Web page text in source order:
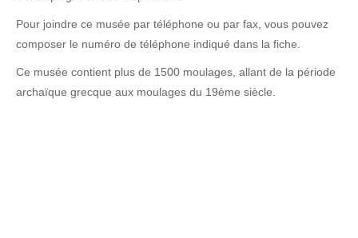
Pour joindre ce musée par téléphone ou par fax, vous pouvez
composer le numéro de téléphone indiqué dans la fiche.
Ce musée contient plus de 1500 moulages, allant de la période
archaïque grecque aux moulages du 19ème siècle.